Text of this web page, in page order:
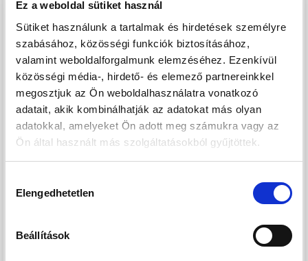
Ez a weboldal sütiket használ
Sütiket használunk a tartalmak és hirdetések személyre
szabásához, közösségi funkciók biztosításához,
valamint weboldalforgalmunk elemzéséhez. Ezenkívül
közösségi média-, hirdető- és elemező partnereinkkel
megosztjuk az Ön weboldalhasználatra vonatkozó
adatait, akik kombinálhatják az adatokat más olyan
adatokkal, amelyeket Ön adott meg számukra vagy az
Ön által használt más szolgáltatásokból gyűjtöttek.
kiválasztása
Elengedhetetlen
Beállítások
szolgáltatással a közelben mindig kiváló választásnak
bizonyulnak!
Otthont keresőknek:
A nappali+1 szobás lakásoktól egészen akár nappali plusz 4
hálószobás elrendezéssel, tökéletes választás lehet
családoknak vagy azoknak, akik szívesen fogadnak
vendégeket.
A tágas és élhető terek ideális otthoni környezetet
biztosítanak a mindennapi élethez.
- kis lakásszámú épület